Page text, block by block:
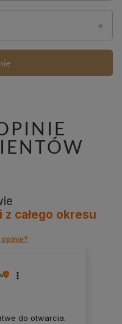
z całego okresu
do otwarcia.